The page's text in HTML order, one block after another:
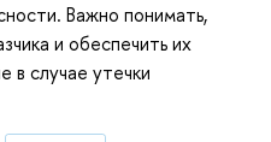
Важно понимать,
и обеспечить их
в случае утечки